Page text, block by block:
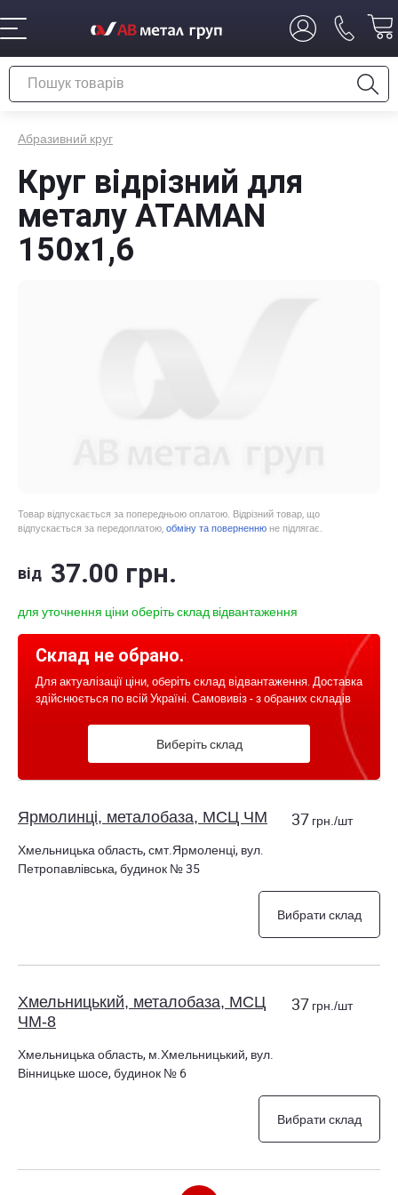
Абразивний круг
Круг відрізний для
металу ATAMAN
150х1,6
Товар відпускається за попередньою оплатою. Відрізний товар, що
відпускається за передоплатою, обміну та поверненню не підлягає.
від 37.00 грн.
для уточнення ціни оберіть склад відвантаження
Склад не обрано.
Для актуалізації ціни, оберіть склад відвантаження. Доставка
здійснюється по всій Україні. Самовивіз - з обраних складів
Виберіть склад
Ярмолинці, металобаза, МСЦ ЧМ
Хмельницька область, смт.Ярмоленці, вул.
Петропавлівська, будинок № 35
37 грн./шт
Вибрати склад
Хмельницький, металобаза, МСЦ
ЧМ-8
Хмельницька область, м.Хмельницький, вул.
Вінницьке шосе, будинок № 6
37 грн./шт
Вибрати склад